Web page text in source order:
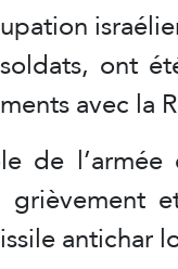
ont
avec la
de
antichar